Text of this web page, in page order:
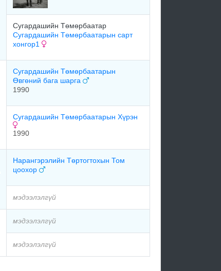
Сугардашийн Төмөрбаатар
Сугардашийн Төмөрбаатарын сарт
хонгор1
Сугардашийн Төмөрбаатарын
Өвгөний бага шарга
1990
Сугардашийн Төмөрбаатарын Хүрэн
1990
Нарангэрэлийн Төртогтохын Том
цоохор
мэдээлэлгүй
мэдээлэлгүй
мэдээлэлгүй